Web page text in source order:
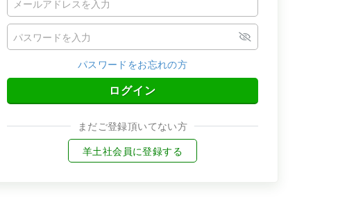
パスワードをお忘れの方
ログイン
まだご登録頂いてない方
羊土社会員に登録する